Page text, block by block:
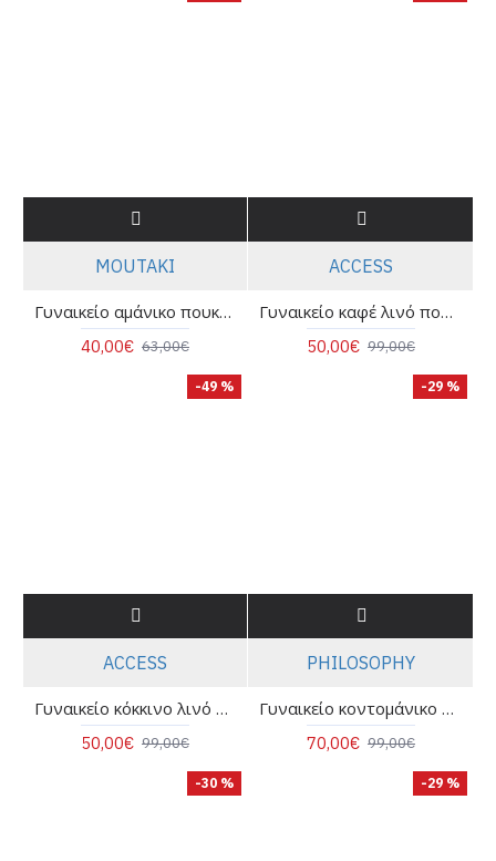
MOUTAKI
Γυναικείο αμάνικο πουκάμισο με ανοιχτή πλάτη - Moutaki 26.09.23
40,00€ 63,00€
ACCESS
Γυναικείο καφέ λινό πουκάμισο - Access 63-7042
50,00€ 99,00€
-49 %
ACCESS
Γυναικείο κόκκινο λινό πουκάμισο - Access 63-7042
50,00€ 99,00€
-29 %
PHILOSOPHY
Γυναικείο κοντομάνικο πουκάμισο satin print - Philosophy SH77271
70,00€ 99,00€
-30 % -29 %